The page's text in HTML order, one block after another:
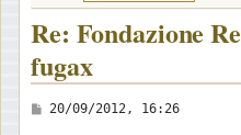
Re: Fondazione
fugax
M
20/09/2012, 16:26